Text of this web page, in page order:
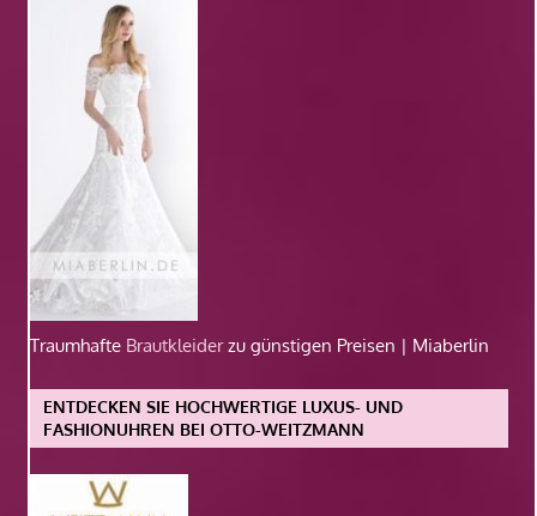
Traumhafte Brautkleiderzu günstigen Preisen | Miaberlin
ENTDECKEN SIE HOCHWERTIGE LUXUS- UND
FASHIONUHREN BEI OTTO-WEITZMANN